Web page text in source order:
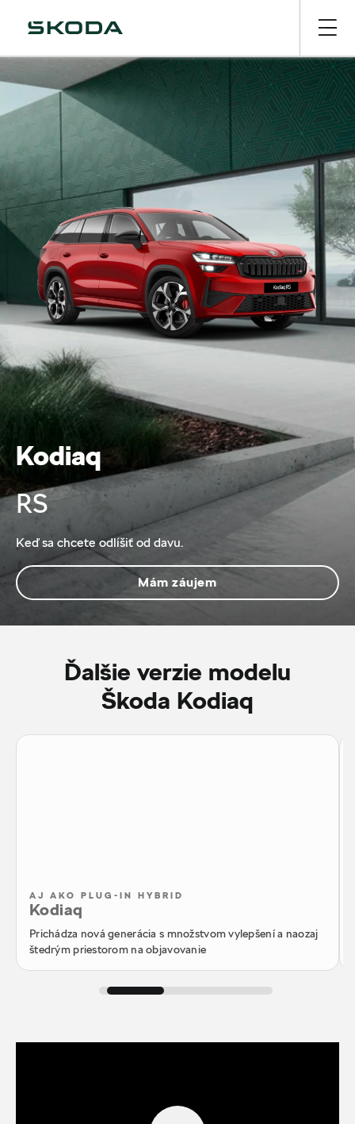
Kodiaq
RS
Keď sa chcete odlíšiť od davu.
Mám záujem
Ďalšie verzie modelu
Škoda Kodiaq
AJ AKO PLUG-IN HYBRID
Kodiaq
Prichádza nová generácia s množstvom vylepšení a naozaj
štedrým priestorom na objavovanie